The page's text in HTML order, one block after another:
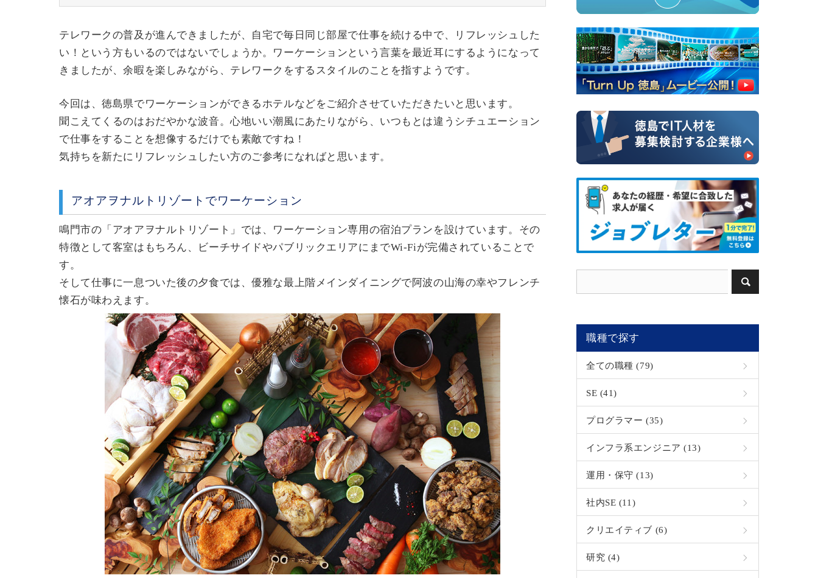
テレワークの普及が進んできましたが、自宅で毎日同じ部屋で仕事を続ける中で、リフレッシュした
い！という方もいるのではないでしょうか。ワーケーションという言葉を最近耳にするようになって
きましたが、余暇を楽しみながら、テレワークをするスタイルのことを指すようです。
今回は、徳島県でワーケーションができるホテルなどをご紹介させていただきたいと思います。
聞こえてくるのはおだやかな波音。心地いい潮風にあたりながら、いつもとは違うシチュエーション
で仕事をすることを想像するだけでも素敵ですね！
気持ちを新たにリフレッシュしたい方のご参考になればと思います。
アオアヲナルトリゾートでワーケーション
鳴門市の「アオアヲナルトリゾート」では、ワーケーション専用の宿泊プランを設けています。その
特徴として客室はもちろん、ビーチサイドやパブリックエリアにまでWi-Fiが完備されていることで
す。
そして仕事に一息ついた後の夕食では、優雅な最上階メインダイニングで阿波の山海の幸やフレンチ
懐石が味わえます。
職種で探す
全ての職種 (79)
SE (41)
プログラマー (35)
インフラ系エンジニア (13)
運用・保守 (13)
社内SE (11)
クリエイティブ (6)
研究 (4)